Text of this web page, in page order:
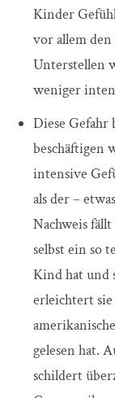
Kinder
vor allem
Unterstellen
weniger
Diese Gefahr
beschäftigen
intensive
als der –
Nachweis
selbst ein so
Kind hat und
erleichtert sie
gelesen hat.
schildert